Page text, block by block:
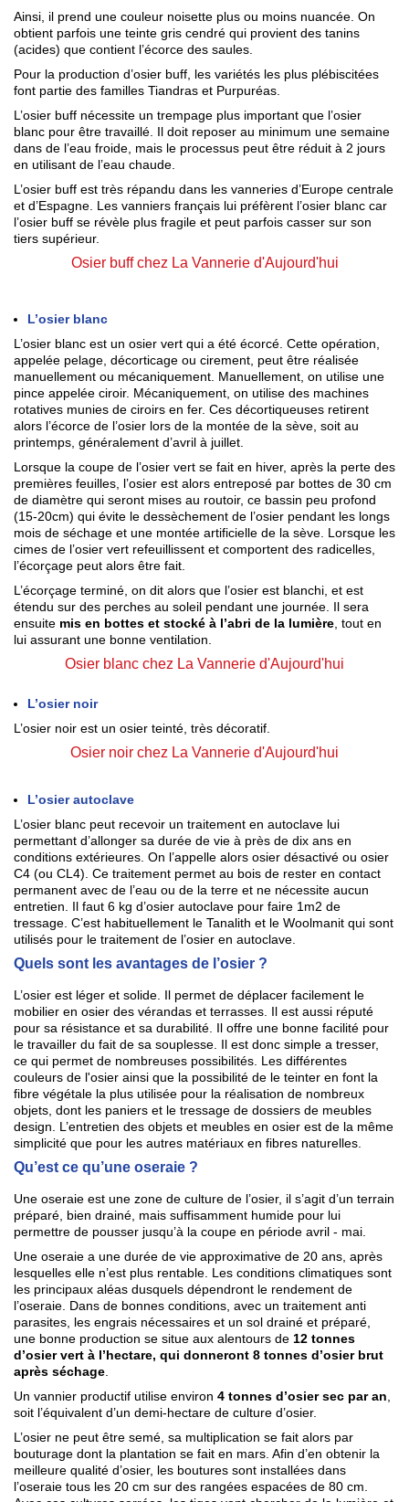
Ainsi, il prend une couleur noisette plus ou moins nuancée. On
obtient parfois une teinte gris cendré qui provient des tanins
(acides) que contient l’écorce des saules.
Pour la production d’osier buff, les variétés les plus plébiscitées
font partie des familles Tiandras et Purpuréas.
L’osier buff nécessite un trempage plus important que l’osier
blanc pour être travaillé. Il doit reposer au minimum une semaine
dans de l’eau froide, mais le processus peut être réduit à 2 jours
en utilisant de l’eau chaude.
L’osier buff est très répandu dans les vanneries d’Europe centrale
et d’Espagne. Les vanniers français lui préfèrent l’osier blanc car
l’osier buff se révèle plus fragile et peut parfois casser sur son
tiers supérieur.
Osier buff chez La Vannerie d'Aujourd'hui
L’osier blanc
L’osier blanc est un osier vert qui a été écorcé. Cette opération,
appelée pelage, décorticage ou cirement, peut être réalisée
manuellement ou mécaniquement. Manuellement, on utilise une
pince appelée ciroir. Mécaniquement, on utilise des machines
rotatives munies de ciroirs en fer. Ces décortiqueuses retirent
alors l’écorce de l’osier lors de la montée de la sève, soit au
printemps, généralement d’avril à juillet.
Lorsque la coupe de l’osier vert se fait en hiver, après la perte des
premières feuilles, l’osier est alors entreposé par bottes de 30 cm
de diamètre qui seront mises au routoir, ce bassin peu profond
(15-20cm) qui évite le dessèchement de l’osier pendant les longs
mois de séchage et une montée artificielle de la sève. Lorsque les
cimes de l’osier vert refeuillissent et comportent des radicelles,
l’écorçage peut alors être fait.
L’écorçage terminé, on dit alors que l’osier est blanchi, et est
étendu sur des perches au soleil pendant une journée. Il sera
ensuite mis en bottes et stocké à l’abri de la lumière , tout en
lui assurant une bonne ventilation.
Osier blanc chez La Vannerie d'Aujourd'hui
L’osier noir
L’osier noir est un osier teinté, très décoratif.
Osier noir chez La Vannerie d'Aujourd'hui
L’osier autoclave
L’osier blanc peut recevoir un traitement en autoclave lui
permettant d’allonger sa durée de vie à près de dix ans en
conditions extérieures. On l’appelle alors osier désactivé ou osier
C4 (ou CL4). Ce traitement permet au bois de rester en contact
permanent avec de l’eau ou de la terre et ne nécessite aucun
entretien. Il faut 6 kg d’osier autoclave pour faire 1m2 de
tressage. C’est habituellement le Tanalith et le Woolmanit qui sont
utilisés pour le traitement de l’osier en autoclave.
Quels sont les avantages de l’osier ?
L’osier est léger et solide. Il permet de déplacer facilement le
mobilier en osier des vérandas et terrasses. Il est aussi réputé
pour sa résistance et sa durabilité. Il offre une bonne facilité pour
le travailler du fait de sa souplesse . Il est donc simple a tresser,
ce qui permet de nombreuses possibilités. Les différentes
couleurs de l'osier ainsi que la possibilité de le teinter en font la
fibre végétale la plus utilisée pour la réalisation de nombreux
objets, dont les paniers et le tressage de dossiers de meubles
design. L’entretien des objets et meubles en osier est de la même
simplicité que pour les autres matériaux en fibres naturelles.
Qu’est ce qu’une oseraie ?
Une oseraie est une zone de culture de l’osier, il s’agit d’un terrain
préparé, bien drainé, mais suffisamment humide pour lui
permettre de pousser jusqu’à la coupe en période avril - mai.
Une oseraie a une durée de vie approximative de 20 ans, après
lesquelles elle n’est plus rentable. Les conditions climatiques sont
les principaux aléas dusquels dépendront le rendement de
l’oseraie. Dans de bonnes conditions, avec un traitement anti
parasites, les engrais nécessaires et un sol drainé et préparé,
une bonne production se situe aux alentours de 12 tonnes
d’osier vert à l’hectare, qui donneront 8 tonnes d’osier brut
après séchage
Un vannier productif utilise environ 4 tonnes d’osier sec par an
soit l’équivalent d’un demi-hectare de culture d’osier.
L’osier ne peut être semé, sa multiplication se fait alors par
bouturage dont la plantation se fait en mars. Afin d’en obtenir la
meilleure qualité d’osier, les boutures sont installées dans
l’oseraie tous les 20 cm sur des rangées espacées de 80 cm.